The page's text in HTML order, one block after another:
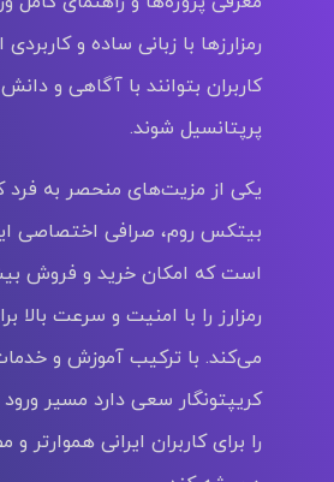
رمزارزها با زبانی ساده و
کاربران بتوانند با آگاهی و
پرپتانسیل شوند.
یکی از مزیت‌های منحصر به‌ فرد
بیتکس روم، صرافی اختصاصی
رمزارز را با امنیت و سرعت بالا
می‌کند. با ترکیب آموزش و
کریپتونگار سعی دارد مسیر
را برای کاربران ایرانی هموارتر